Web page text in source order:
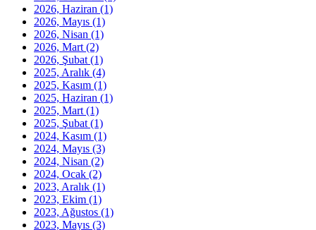
2026, Haziran (1)
2026, Mayıs (1)
2026, Nisan (1)
2026, Mart (2)
2026, Şubat (1)
2025, Aralık (4)
2025, Kasım (1)
2025, Haziran (1)
2025, Mart (1)
2025, Şubat (1)
2024, Kasım (1)
2024, Mayıs (3)
2024, Nisan (2)
2024, Ocak (2)
2023, Aralık (1)
2023, Ekim (1)
2023, Ağustos (1)
2023, Mayıs (3)